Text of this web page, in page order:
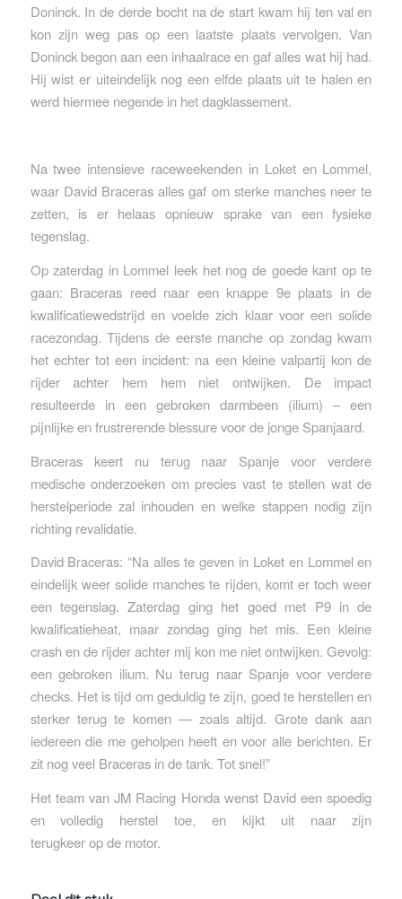
Doninck. In de derde bocht na de start kwam hij ten val en
kon zijn weg pas op een laatste plaats vervolgen. Van
Doninck begon aan een inhaalrace en gaf alles wat hij had.
Hij wist er uiteindelijk nog een elfde plaats uit te halen en
werd hiermee negende in het dagklassement.
Na twee intensieve raceweekenden in Loket en Lommel,
waar David Braceras alles gaf om sterke manches neer te
zetten, is er helaas opnieuw sprake van een fysieke
tegenslag.
Op zaterdag in Lommel leek het nog de goede kant op te
gaan: Braceras reed naar een knappe 9e plaats in de
kwalificatiewedstrijd en voelde zich klaar voor een solide
racezondag. Tijdens de eerste manche op zondag kwam
het echter tot een incident: na een kleine valpartij kon de
rijder achter hem hem niet ontwijken. De impact
resulteerde in een gebroken darmbeen (ilium) – een
pijnlijke en frustrerende blessure voor de jonge Spanjaard.
Braceras keert nu terug naar Spanje voor verdere
medische onderzoeken om precies vast te stellen wat de
herstelperiode zal inhouden en welke stappen nodig zijn
richting revalidatie.
David Braceras: “Na alles te geven in Loket en Lommel en
eindelijk weer solide manches te rijden, komt er toch weer
een tegenslag. Zaterdag ging het goed met P9 in de
kwalificatieheat, maar zondag ging het mis. Een kleine
crash en de rijder achter mij kon me niet ontwijken. Gevolg:
een gebroken ilium. Nu terug naar Spanje voor verdere
checks. Het is tijd om geduldig te zijn, goed te herstellen en
sterker terug te komen — zoals altijd. Grote dank aan
iedereen die me geholpen heeft en voor alle berichten. Er
zit nog veel Braceras in de tank. Tot snel!”
Het team van JM Racing Honda wenst David een spoedig
en volledig herstel toe, en kijkt uit naar zijn
terugkeer op de motor.